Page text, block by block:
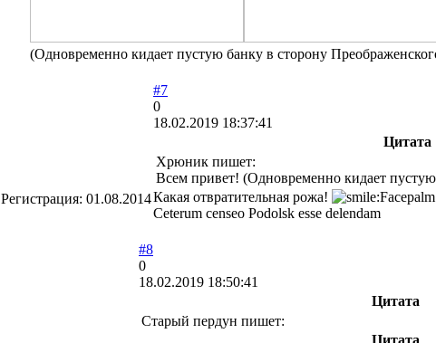
(Одновременно кидает пустую банку в сторону
Регистрация: 01.08.2014
#7
0
18.02.2019 18:37:41
Цитата
Хрюник пишет:
Всем привет! (Одновременно кидает
Какая отвратительная рожа!
Ceterum censeo Podolsk esse delendam
#8
0
18.02.2019 18:50:41
Цитата
Старый пердун пишет: